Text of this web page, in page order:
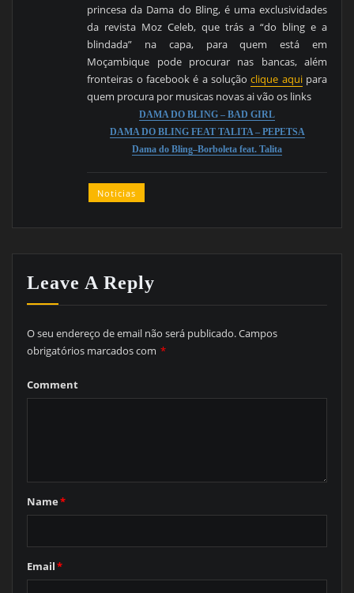
princesa da Dama do Bling, é uma exclusividades
da revista Moz Celeb, que trás a “do bling e a
blindada” na capa, para quem está em
Moçambique pode procurar nas bancas, além
fronteiras o facebook é a soluçãoclique aquipara
quem procura por musicas novas ai vão os links
DAMA DO BLING – BAD GIRL
DAMA DO BLING FEAT TALITA – PEPETSA
Dama do Bling–Borboleta feat. Talita
Noticias
Leave A Reply
O seu endereço de email não será publicado.Campos
obrigatórios marcados com *
Comment
Name*
Email*